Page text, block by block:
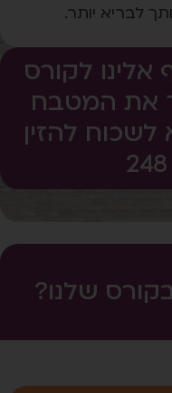
לבריא יותר.
לקורס
את המטבח
להזין
שלנו?